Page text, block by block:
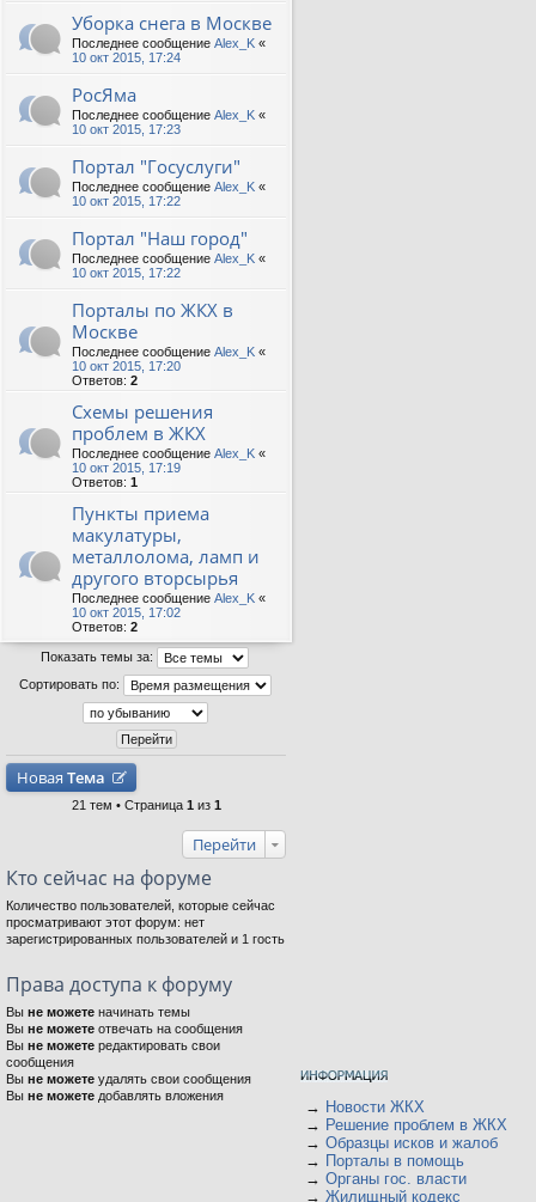
Уборка снега в Москве
Последнее сообщение Alex_K «
10 окт 2015, 17:24
РосЯма
Последнее сообщение Alex_K «
10 окт 2015, 17:23
Портал "Госуслуги"
Последнее сообщение Alex_K «
10 окт 2015, 17:22
Портал "Наш город"
Последнее сообщение Alex_K «
10 окт 2015, 17:22
Порталы по ЖКХ в
Москве
Последнее сообщение Alex_K «
10 окт 2015, 17:20
Ответов: 2
Схемы решения
проблем в ЖКХ
Последнее сообщение Alex_K «
10 окт 2015, 17:19
Ответов: 1
Пункты приема
макулатуры,
металлолома, ламп и
другого вторсырья
Последнее сообщение Alex_K «
10 окт 2015, 17:02
Ответов: 2
Показать темы за:
Сортировать по:
Новая Тема
21 тем • Страница 1 из 1
Перейти
Кто сейчас на форуме
Количество пользователей, которые сейчас
просматривают этот форум: нет
зарегистрированных пользователей и 1 гость
Права доступа к форуму
Вы не можете начинать темы
Вы не можете отвечать на сообщения
Вы не можете редактировать свои
сообщения
Вы не можете удалять свои сообщения
Вы не можете добавлять вложения
→ Новости ЖКХ
→ Решение проблем в ЖКХ
→ Образцы исков и жалоб
→ Порталы в помощь
→ Органы гос. власти
→ Жилищный кодекс